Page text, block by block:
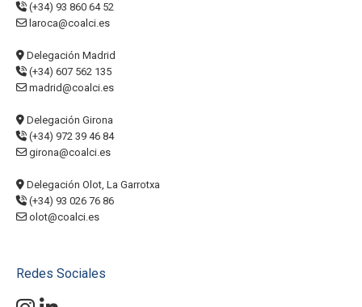
(+34) 93 860 64 52
laroca@coalci.es
Delegación Madrid
(+34) 607 562 135
madrid@coalci.es
Delegación Girona
(+34) 972 39 46 84
girona@coalci.es
Delegación Olot, La Garrotxa
(+34) 93 026 76 86
olot@coalci.es
Redes Sociales